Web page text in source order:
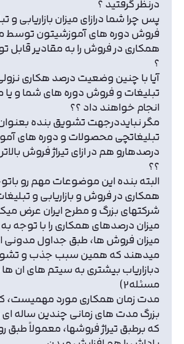
درنظر گرفتید ؟
پس چرا شما درازای میزان بازاریابی و
فروش دوره های آموزشیتون توسط
همکاری در فروش را به مقادیر قابل
؟
آیا با چنین وضعیت درصد هکاری
تبلیغات و فروش دوره های شما و یا
انجام خواهند داد ؟؟
مگر نبایددرجهت تشویق بنده بعنوان
تبلیغاتچی محصولات و دوره های
درصدهارو هم در ازای تیراژ فروش
؟؟
البته بنده این موضوعات مهم رو
همکاری در فروش و بازاریابی و
شرکتهای بزرگ و مطرح ایران عرض
میزان درصدهای همکاری را با توجه
میزان فروش ها، طبق جداول مدونی
میدهند که همین سبب جذب و
دبازاریاب بیشتری به سیتم های ان
مسئله2)
مدت زمان همکاری مورد
بزرگ مدت های زمانی چندین ساله ای
که برطبق تیراژ فروشها، معمولاً طبق
تایید کد
دریافت مجدد کد: 00:59